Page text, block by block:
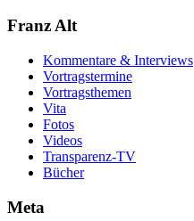
Franz Alt
Kommentare & Interviews
Vortragstermine
Vortragsthemen
Vita
Fotos
Videos
Transparenz-TV
Bücher
Meta